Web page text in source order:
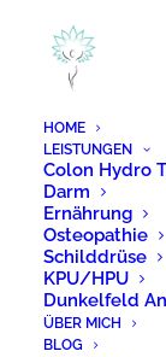
HOME
LEISTUNGEN
Colon Hydro
Darm
Ernährung
Osteopathie
Schilddrüse
KPU/HPU
Dunkelfeld
ÜBER MICH
BLOG
We
digital